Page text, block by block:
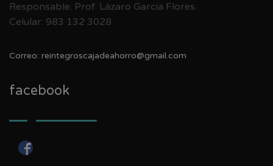
Responsable: Prof. Lázaro García Flores.
Celular: 983 132 3028
Correo: reintegroscajadeahorro@gmail.com
facebook